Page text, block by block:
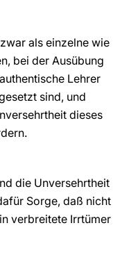
als einzelne wie
bei der Ausübung
Lehrer
sind, und
dieses
die Unversehrtheit
Sorge, daß nicht
verbreitete Irrtümer